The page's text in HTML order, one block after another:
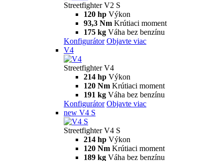
Streetfighter V2 S
120 hp Výkon
93,3 Nm Krútiaci moment
175 kg Váha bez benzínu
Konfigurátor Objavte viac
V4
Streetfighter V4
214 hp Výkon
120 Nm Krútiaci moment
191 kg Váha bez benzínu
Konfigurátor Objavte viac
new V4 S
Streetfighter V4 S
214 hp Výkon
120 Nm Krútiaci moment
189 kg Váha bez benzínu